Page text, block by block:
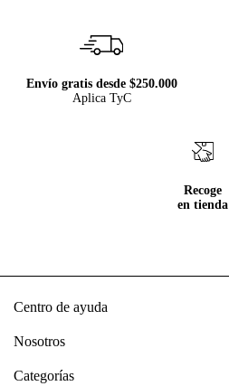
Envío gratis desde $250.000
Aplica TyC
Recoge
en tienda
Centro de ayuda
Mis pedidos
Nosotros
Acerca de Tennis
Categorías